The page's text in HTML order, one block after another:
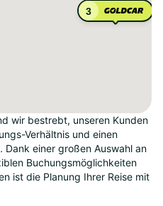
3
wir bestrebt, unseren Kunden
Verhältnis und einen
einer großen Auswahl an
Buchungsmöglichkeiten
ist die Planung Ihrer Reise mit